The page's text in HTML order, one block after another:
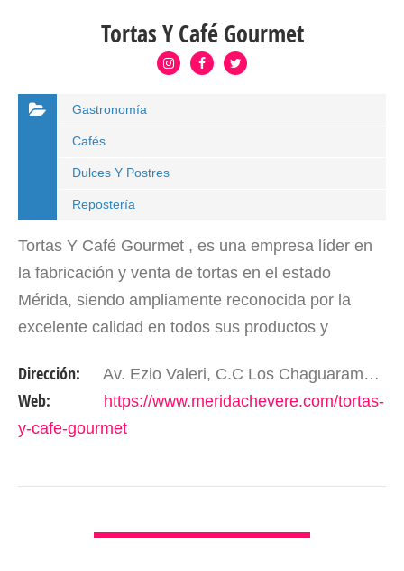
Tortas Y Café Gourmet
Gastronomía
Cafés
Dulces Y Postres
Repostería
Tortas Y Café Gourmet , es una empresa líder en
la fabricación y venta de tortas en el estado
Mérida, siendo ampliamente reconocida por la
excelente calidad en todos sus productos y
clientela, tortas…
Dirección: Av. Ezio Valeri, C.C Los Chaguaramos ,Nivel P.B. Locales 14 y 15 ,Urbanizacion el Rodeo; Diagonal Al Seguro Social. Mérida- Edo. Mérida. Venezuela
Web:
https://www.meridachevere.com/tortas-
y-cafe-gourmet